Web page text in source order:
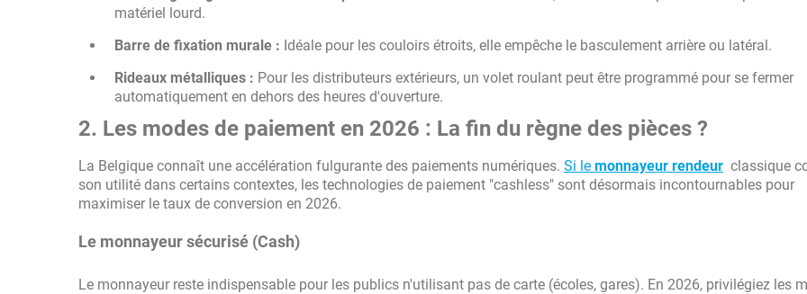
matériel lourd.
Barre de fixation murale : Idéale pour les couloirs étroits, elle empêche le basculement arrière ou latéral.
Rideaux métalliques : Pour les distributeurs extérieurs, un volet roulant peut être programmé pour se fermer
automatiquement en dehors des heures d'ouverture.
2. Les modes de paiement en 2026 : La fin du règne des pièces ?
La Belgique connaît une accélération fulgurante des paiements numériques. Si le monnayeur rendeur classique
son utilité dans certains contextes, les technologies de paiement "cashless" sont désormais incontournables pour
maximiser le taux de conversion en 2026.
Le monnayeur sécurisé (Cash)
Le monnayeur reste indispensable pour les publics n'utilisant pas de carte (écoles, gares). En 2026, privilégiez les